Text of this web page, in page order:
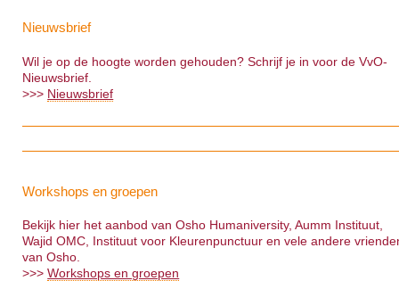
Nieuwsbrief
Wil je op de hoogte worden gehouden? Schrijf je in voor de VvO-
Nieuwsbrief.
>>> Nieuwsbrief
Workshops en groepen
Bekijk hier het aanbod van Osho Humaniversity, Aumm Instituut,
Wajid OMC, Instituut voor Kleurenpunctuur en vele andere
van Osho.
>>>Workshops en groepen